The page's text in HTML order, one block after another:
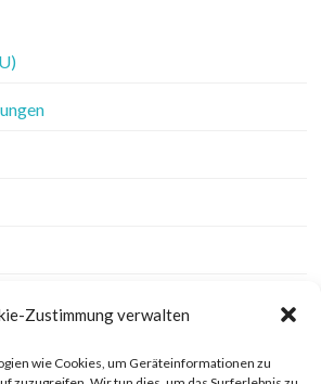
Zustimmung verwalten
wie Cookies, um Geräteinformationen zu